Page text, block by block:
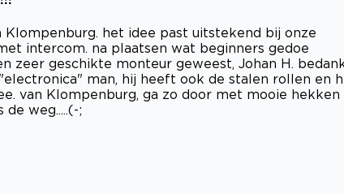
het idee past uitstekend bij onze
intercom. na plaatsen wat beginners gedoe
zeer geschikte monteur geweest, Johan H.
man, hij heeft ook de stalen rollen en
van Klompenburg, ga zo door met mooie hekken
weg.....(-;